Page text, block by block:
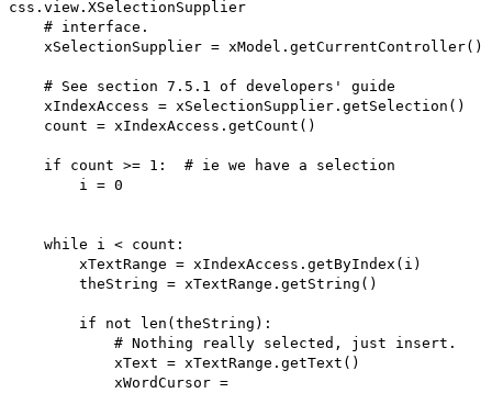
css.view.XSelectionSupplier
# interface.
xSelectionSupplier = xModel.getCurrentController()
# See section 7.5.1 of developers' guide
xIndexAccess = xSelectionSupplier.getSelection()
count = xIndexAccess.getCount()
if count >= 1: # ie we have a selection
i = 0
while i < count:
xTextRange = xIndexAccess.getByIndex(i)
theString = xTextRange.getString()
if not len(theString):
# Nothing really selected, just insert.
xText = xTextRange.getText()
xWordCursor =